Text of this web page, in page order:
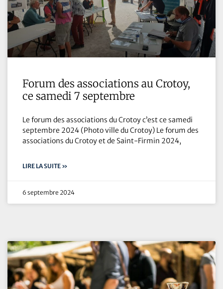
Forum des associations au Crotoy,
ce samedi 7 septembre
Le forum des associations du Crotoy c’est ce samedi
septembre 2024 (Photo ville du Crotoy) Le forum des
associations du Crotoy et de Saint-Firmin 2024,
LIRE LA SUITE »
6 septembre 2024